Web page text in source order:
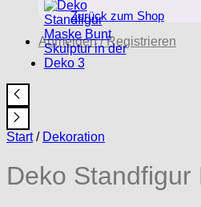
Zurück zum Shop
Anmelden / Registrieren
Start / Dekoration
Deko Standfigur